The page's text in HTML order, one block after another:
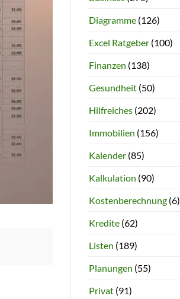
Diagramme(126)
Excel Ratgeber(100)
Finanzen (138)
Gesundheit(50)
Hilfreiches(202)
Immobilien (156)
Kalender(85)
Kalkulation (90)
Kostenberechnung(6)
Kredite(62)
Listen (189)
Planungen (55)
Privat(91)